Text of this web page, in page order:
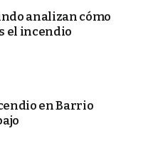
analizan cómo
el incendio
en Barrio